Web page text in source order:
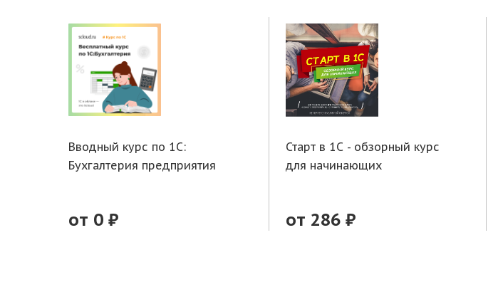
Вводный курс по 1С:
Бухгалтерия предприятия
от 0 ₽
Старт в 1С - обзорный курс
для начинающих
от 286 ₽